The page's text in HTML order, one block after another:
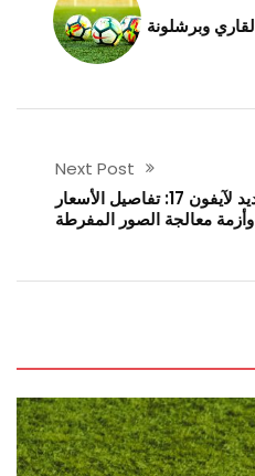
وبرشلونة
Next Post
الإصدار الجديد لآيفون 17: تفاصيل الأسعار
معالجة الصور المفرطة